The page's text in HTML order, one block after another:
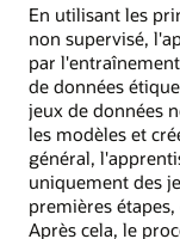
En utilisant les
non supervisé,
par
de données
jeux de données
les modèles et
général,
uniquement des
premières
Après cela, le